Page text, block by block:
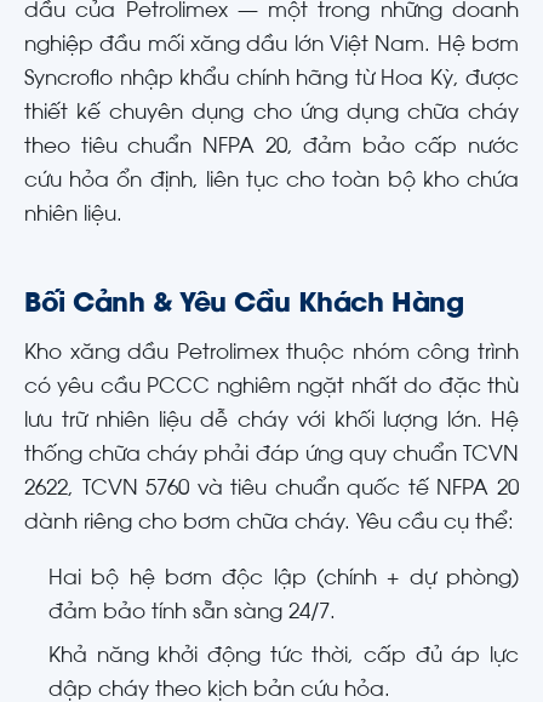
dầu của Petrolimex — một trong những doanh
nghiệp đầu mối xăng dầu lớn Việt Nam. Hệ bơm
Syncroflo nhập khẩu chính hãng từ Hoa Kỳ, được
thiết kế chuyên dụng cho ứng dụng chữa cháy
theo tiêu chuẩn NFPA 20, đảm bảo cấp nước
cứu hỏa ổn định, liên tục cho toàn bộ kho chứa
nhiên liệu.
Bối Cảnh & Yêu Cầu Khách Hàng
Kho xăng dầu Petrolimex thuộc nhóm công trình
có yêu cầu PCCC nghiêm ngặt nhất do đặc thù
lưu trữ nhiên liệu dễ cháy với khối lượng lớn. Hệ
thống chữa cháy phải đáp ứng quy chuẩn TCVN
2622, TCVN 5760 và tiêu chuẩn quốc tế NFPA 20
dành riêng cho bơm chữa cháy. Yêu cầu cụ thể:
Hai bộ hệ bơm độc lập (chính + dự phòng)
đảm bảo tính sẵn sàng 24/7.
Khả năng khởi động tức thời, cấp đủ áp lực
dập cháy theo kịch bản cứu hỏa.